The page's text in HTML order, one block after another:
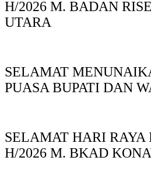
H/2026 M. BADAN
UTARA
SELAMAT
PUASA BUPATI DAN
SELAMAT HARI RAYA
H/2026 M. BKAD